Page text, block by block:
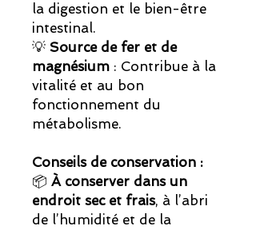
la digestion et le bien-être
intestinal.
💡 Source de fer et de
magnésium : Contribue à la
vitalité et au bon
fonctionnement du
métabolisme.
Conseils de conservation :
📦 À conserver dans un
endroit sec et frais, à l’abri
de l’humidité et de la